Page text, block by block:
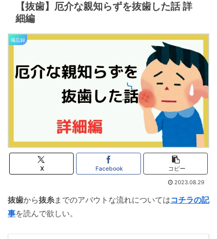
【抜歯】厄介な親知らずを抜歯した話 詳
細編
備忘録
X Facebook コピー
2023.08.29
抜歯から抜糸までのアバウトな流れについてはコチラの記
事を読んで欲しい。